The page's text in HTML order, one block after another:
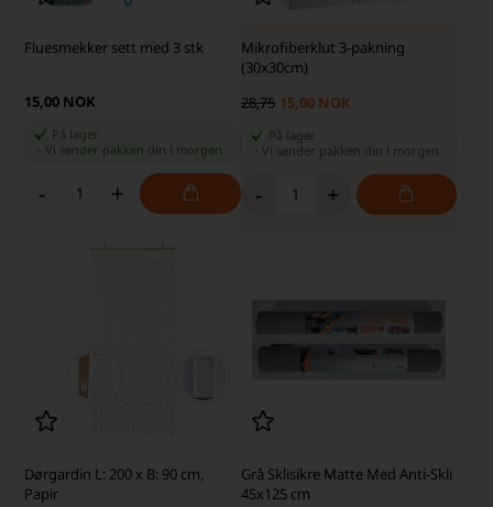
Fluesmekker sett med 3 stk
15,00 NOK
På lager
-Vi sender pakken din i morgen
- +
Mikrofiberklut 3-pakning
(30x30cm)
28,75 15,00 NOK
På lager
Vi sender pakken din i morgen
- +
Dørgardin L: 200 x B: 90 cm,
Papir
Grå Sklisikre Matte Med Anti-Skli
45x125 cm